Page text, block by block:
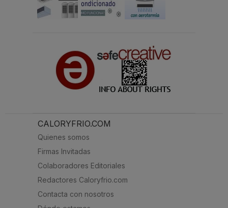
CALORYFRIO.COM
Quienes somos
Firmas Invitadas
Colaboradores Editoriales
Redactores Caloryfrio.com
Contacta con nosotros